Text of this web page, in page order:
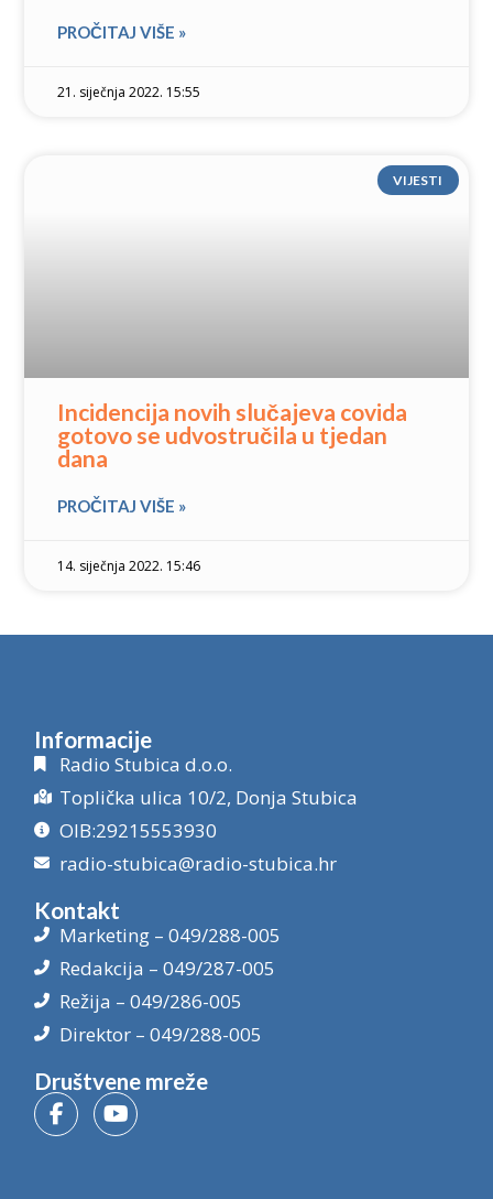
PROČITAJ VIŠE »
21. siječnja 2022. 15:55
VIJESTI
Incidencija novih slučajeva covida
gotovo se udvostručila u tjedan
dana
PROČITAJ VIŠE »
14. siječnja 2022. 15:46
Informacije
Radio Stubica d.o.o.
Toplička ulica 10/2, Donja Stubica
OIB:29215553930
radio-stubica@radio-stubica.hr
Kontakt
Marketing – 049/288-005
Redakcija – 049/287-005
Režija – 049/286-005
Direktor – 049/288-005
Društvene mreže